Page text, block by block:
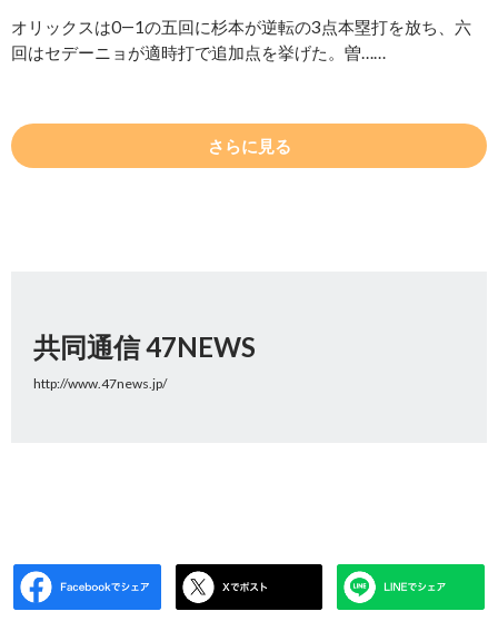
オリックスは0―1の五回に杉本が逆転の3点本塁打を放ち、六
回はセデーニョが適時打で追加点を挙げた。曽……
さらに見る
共同通信 47NEWS
http://www.47news.jp/